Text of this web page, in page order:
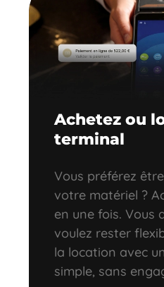
Achetez ou
terminal
Vous préférez
votre matériel ?
en une fois. Vous
voulez rester
la location avec
simple, sans